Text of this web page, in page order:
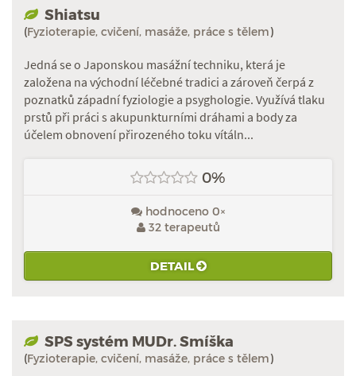
Shiatsu
(Fyzioterapie, cvičení, masáže, práce s tělem)
Jedná se o Japonskou masážní techniku, která je
založena na východní léčebné tradici a zároveň čerpá z
poznatků západní fyziologie a psyghologie. Využívá tlaku
prstů při práci s akupunkturními dráhami a body za
účelem obnovení přirozeného toku vítáln...
0%
hodnoceno 0×
32 terapeutů
DETAIL
SPS systém MUDr. Smíška
(Fyzioterapie, cvičení, masáže, práce s tělem)